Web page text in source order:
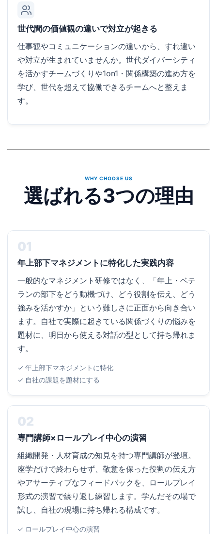
世代間の価値観の違いで対立が起きる
仕事観やコミュニケーションの違いから、すれ違い
や対立が生まれていませんか。世代ダイバーシティ
を活かすチームづくりや1on1・関係構築の進め方を
学び、世代を超えて協働できるチームへと整えま
す。
WHY CHOOSE US
選ばれる3つの理由
01
年上部下マネジメントに特化した実践内容
一般的なマネジメント研修ではなく、「年上・ベテ
ランの部下をどう動機づけ、どう役割を伝え、どう
強みを活かすか」という難しさに正面から向き合い
ます。自社で実際に起きている関係づくりの悩みを
題材に、明日から使える対話の型として持ち帰れま
す。
✓ 年上部下マネジメントに特化
✓ 自社の課題を題材にする
02
専門講師×ロールプレイ中心の演習
組織開発・人材育成の知見を持つ専門講師が登壇。
座学だけで終わらせず、敬意を保った役割の伝え方
やアサーティブなフィードバックを、ロールプレイ
形式の演習で繰り返し練習します。学んだその場で
試し、自社の現場に持ち帰れる構成です。
✓ ロールプレイ中心の演習